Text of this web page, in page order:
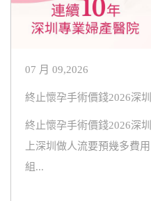
07 月 09,2026
終止懷孕手術價錢2026深
終止懷孕手術價錢2026深
上深圳做人流要預幾多費
組...